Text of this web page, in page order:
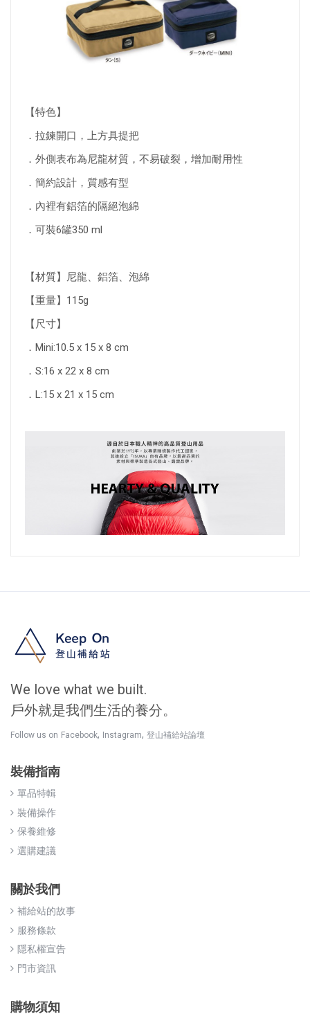
【特色】
．拉鍊開口，上方具提把
．外側表布為尼龍材質，不易破裂，增加耐用性
．簡約設計，質感有型
．內裡有鋁箔的隔絕泡綿
．可裝6罐350 ml
【材質】尼龍、鋁箔、泡綿
【重量】115g
【尺寸】
．Mini:10.5 x 15 x 8 cm
．S:16 x 22 x 8 cm
．L:15 x 21 x 15 cm
We love what we built.
戶外就是我們生活的養分。
Follow us on Facebook, Instagram, 登山補給站論壇
裝備指南
單品特輯
裝備操作
保養維修
選購建議
關於我們
補給站的故事
服務條款
隱私權宣告
門市資訊
購物須知